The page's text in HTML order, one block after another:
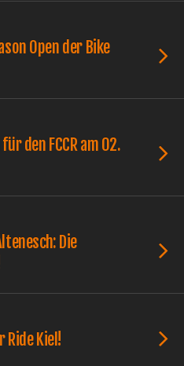
Open der Bike
den FCCR am 02.
Die
Ride Kiel!